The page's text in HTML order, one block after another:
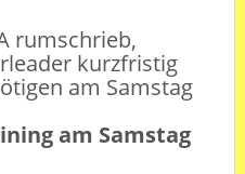
rumschrieb,
kurzfristig
am Samstag
am Samstag